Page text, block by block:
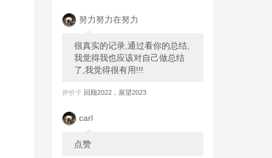
努力努力在努力
很真实的记录,通过看你的总结,
我觉得我也应该对自己做总结
了,我觉得很有用!!!
评价于 回顾2022，展望2023
carl
点赞